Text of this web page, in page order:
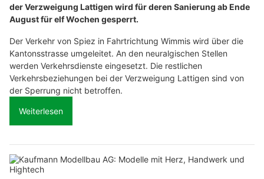
der Verzweigung Lattigen wird für deren Sanierung ab Ende
August für elf Wochen gesperrt.
Der Verkehr von Spiez in Fahrtrichtung Wimmis wird über die
Kantonsstrasse umgeleitet. An den neuralgischen Stellen
werden Verkehrsdienste eingesetzt. Die restlichen
Verkehrsbeziehungen bei der Verzweigung Lattigen sind von
der Sperrung nicht betroffen.
Weiterlesen